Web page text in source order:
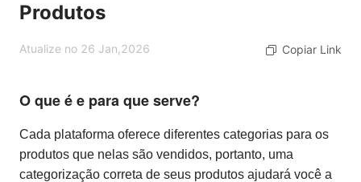
Produtos
Atualize no 26 Jan,2026 Copiar Link
O que é e para que serve?
Cada plataforma oferece diferentes categorias para os
produtos que nelas são vendidos, portanto, uma
categorização correta de seus produtos ajudará você a